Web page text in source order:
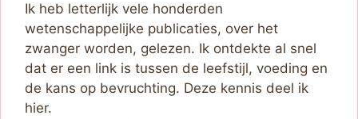
Ik heb letterlijk vele honderden
wetenschappelijke publicaties, over het
zwanger worden, gelezen. Ik ontdekte al snel
dat er een link is tussen de leefstijl, voeding en
de kans op bevruchting. Deze kennis deel ik
hier.